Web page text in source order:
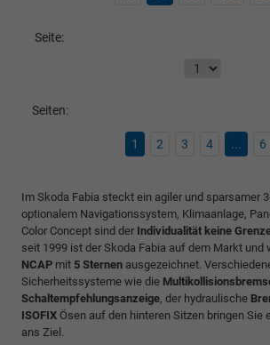
Seite:
Seiten:
1 2 3 4 ... 6
Im Skoda Fabia steckt ein agiler und sparsamer
optionalem Navigationssystem, Klimaanlage,
Color Concept sind der Individualität keine
seit 1999 ist der Skoda Fabia auf dem Markt und
NCAP mit 5 Sternen ausgezeichnet.
Sicherheitssysteme wie die
Schaltempfehlungsanzeige, der hydraulische
ISOFIX Ösen auf den hinteren Sitzen bringen Sie
ans Ziel.